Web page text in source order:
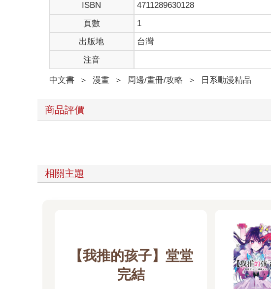
ISBN
4711289630128
頁數
1
出版地
台灣
注音
中文書 ＞ 漫畫 ＞ 周邊/畫冊/攻略 ＞ 日系動漫精品
商品評價
相關主題
【我推的孩子】堂堂
完結